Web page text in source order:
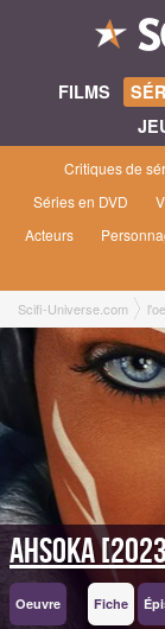
FILMS
Critiques de
Séries en DVD
Acteurs
Scifi-Universe.com
Ahsoka
Oeuvre Fiche